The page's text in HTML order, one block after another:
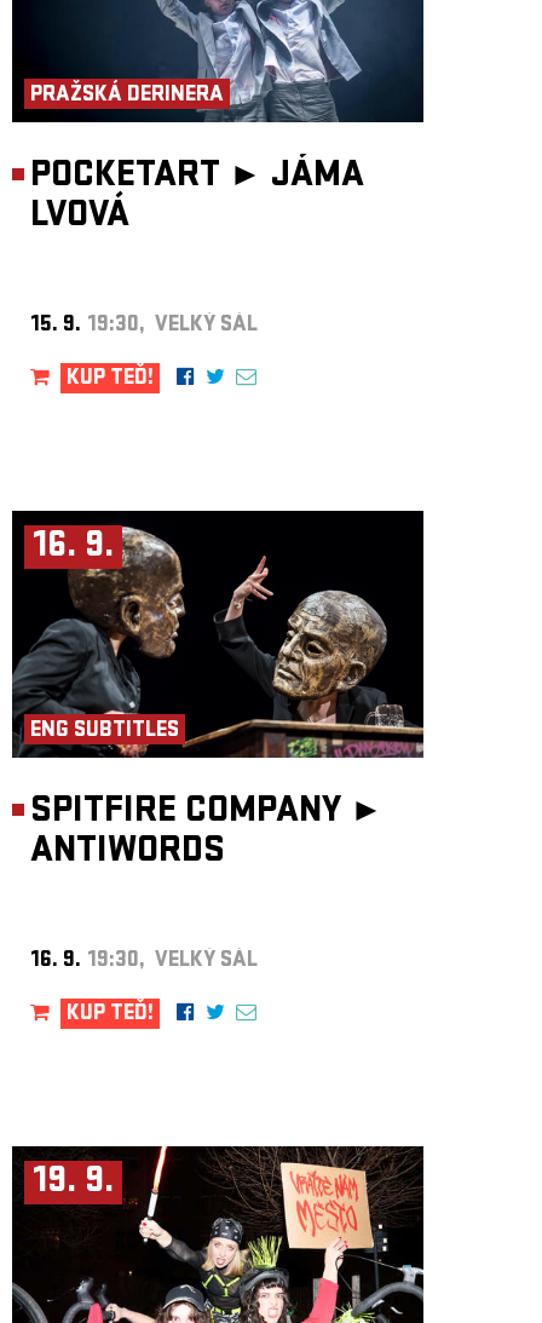
PRAŽSKÁ DERINERA
POCKETART ► JÁMA
LVOVÁ
15. 9. 19:30, VELKÝ SÁL
KUP TEĎ!
16. 9.
ENG SUBTITLES
SPITFIRE COMPANY ►
ANTIWORDS
16. 9. 19:30, VELKÝ SÁL
KUP TEĎ!
19. 9.